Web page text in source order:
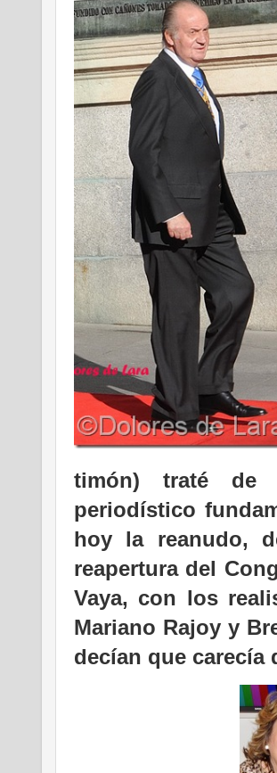
timón) traté de
periodístico
hoy la reanudo,
reapertura del
Vaya, con los
Mariano Rajoy y
decían que carecía